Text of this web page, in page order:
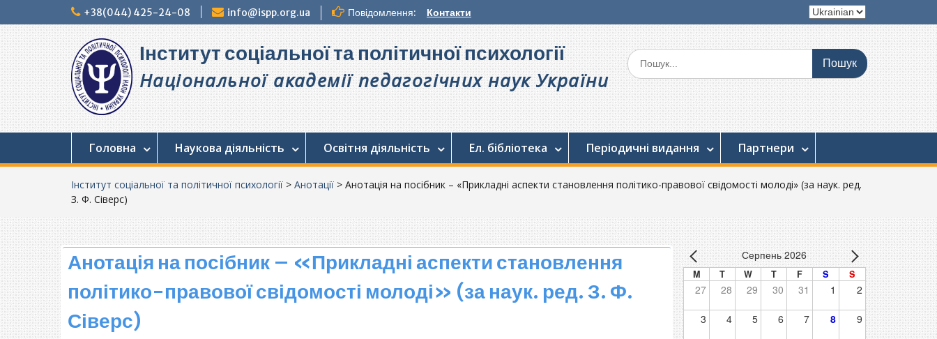
до
+38(044) 425-24-08 info@ispp.org.ua Повідомлення: Контакти
Вибрати
мову
Інститут соціальної та політичної психології
Національної академії педагогічних наук України
Шукати:
Головна Наукова діяльність Освітня діяльність Ел. бібліотека Періодичні видання Партнери
Інститут соціальної та політичної психології > Анотації > Анотація на посібник – «Прикладні аспекти становлення політико-правової свідомості молоді» (за наук. ред.
З. Ф. Сіверс)
Анотація на посібник – «Прикладні аспекти становлення
політико-правової свідомості молоді» (за наук. ред. З. Ф.
Сіверс)
Серпень 2026
M T W T F S S
27 28 29 30 31 1 2
3 4 5 6 7 8 9